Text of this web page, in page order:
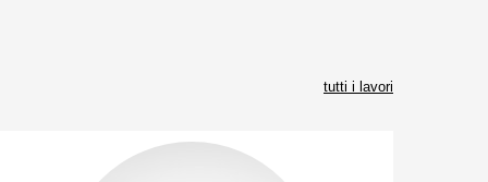
tutti i lavori